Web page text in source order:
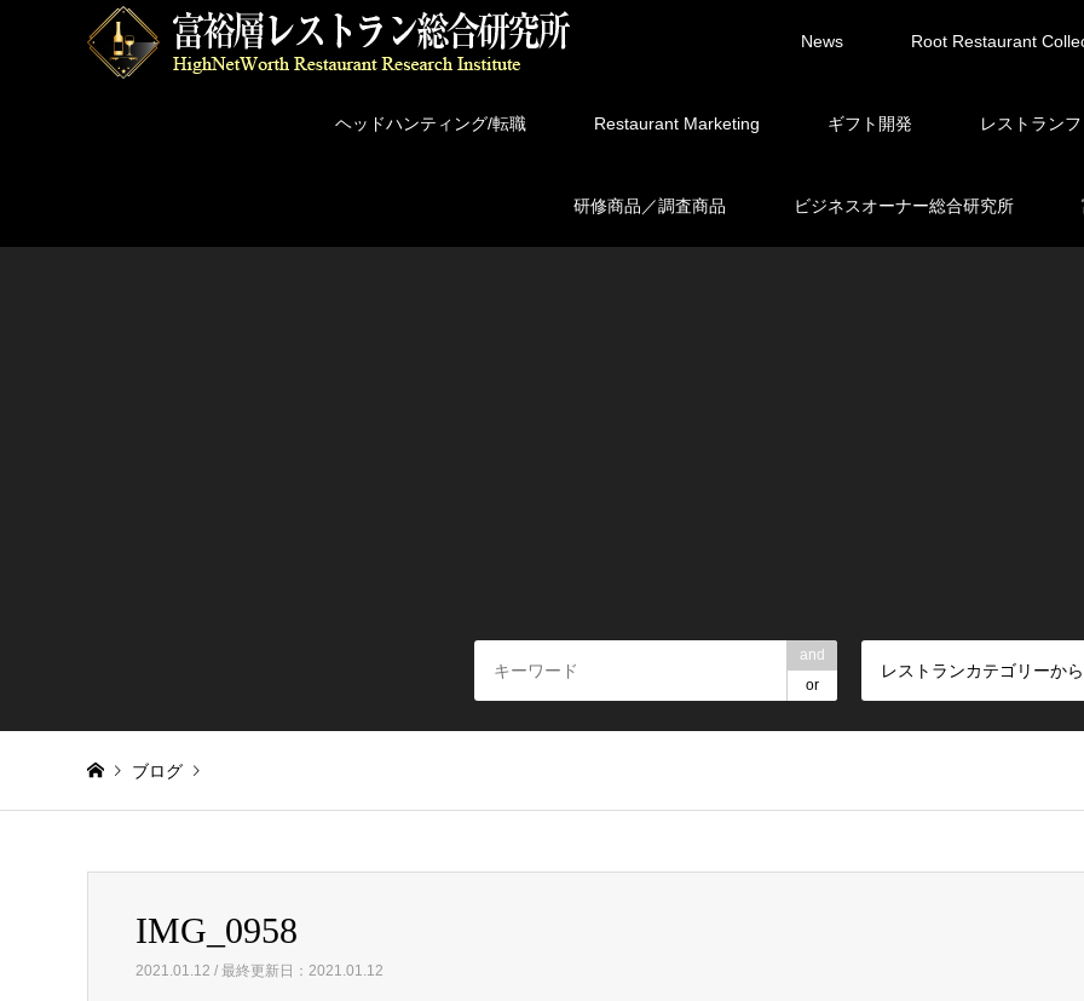
News Root Restaurant
ヘッドハンティング/転職 Restaurant Marketing ギフト開発 レストラン
研修商品／調査商品 ビジネスオーナー総合研究所
and
or
レストランカテゴリーか
ブログ
IMG_0958IMG_0958
2021.01.12 / 最終更新日：2021.01.12